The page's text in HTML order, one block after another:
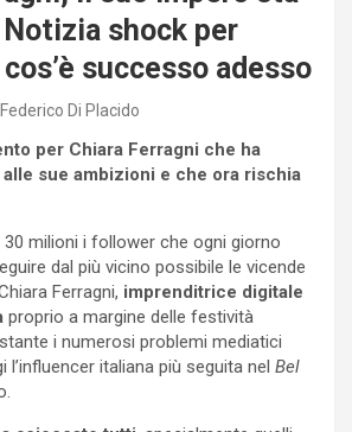
shock per
cos’è successo adesso
Federico Di Placido
per Chiara Ferragni che ha
sue ambizioni e che ora rischia
milioni i follower che ogni giorno
dal più vicino possibile le vicende
Ferragni, imprenditrice digitale
proprio a margine delle festività
i numerosi problemi mediatici
italiana più seguita nel Bel